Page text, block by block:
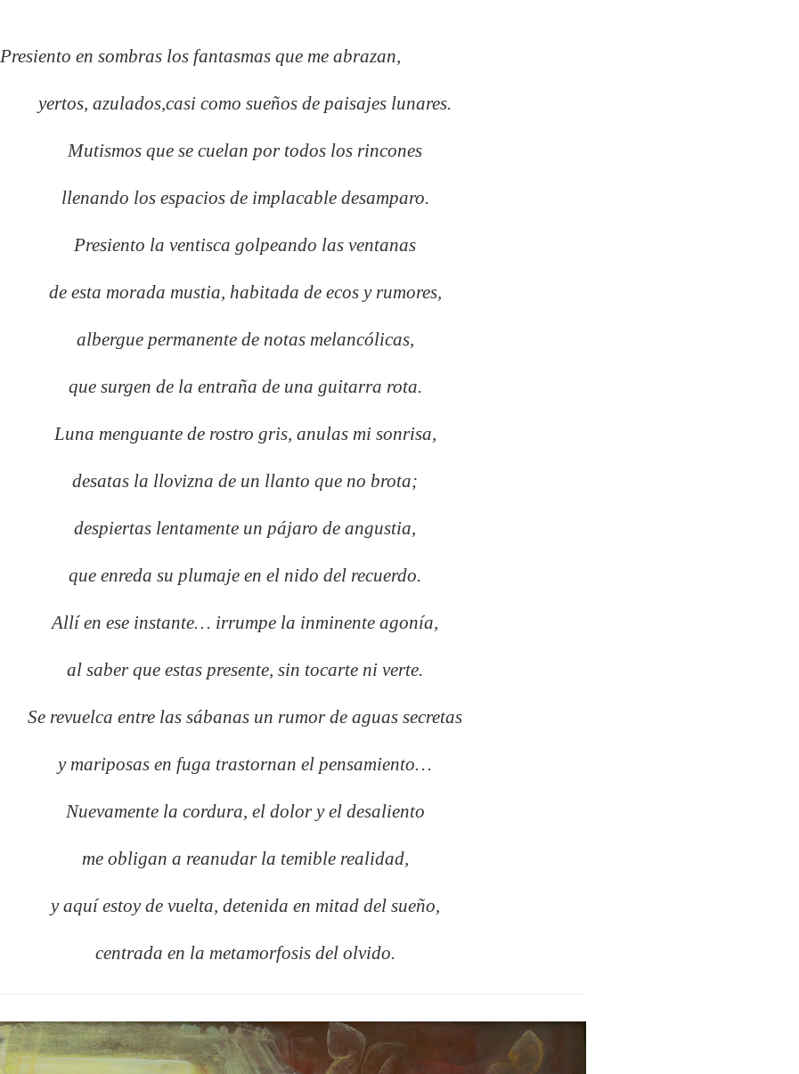
Presiento en sombras los fantasmas que me abrazan,
yertos, azulados,casi como sueños de paisajes lunares.
Mutismos que se cuelan por todos los rincones
llenando los espacios de implacable desamparo.
Presiento la ventisca golpeando las ventanas
de esta morada mustia, habitada de ecos y rumores,
albergue permanente de notas melancólicas,
que surgen de la entraña de una guitarra rota.
Luna menguante de rostro gris, anulas mi sonrisa,
desatas la llovizna de un llanto que no brota;
despiertas lentamente un pájaro de angustia,
que enreda su plumaje en el nido del recuerdo.
Allí en ese instante… irrumpe la inminente agonía,
al saber que estas presente, sin tocarte ni verte.
Se revuelca entre las sábanas un rumor de aguas secretas
y mariposas en fuga trastornan el pensamiento…
Nuevamente la cordura, el dolor y el desaliento
me obligan a reanudar la temible realidad,
y aquí estoy de vuelta, detenida en mitad del sueño,
centrada en la metamorfosis del olvido.